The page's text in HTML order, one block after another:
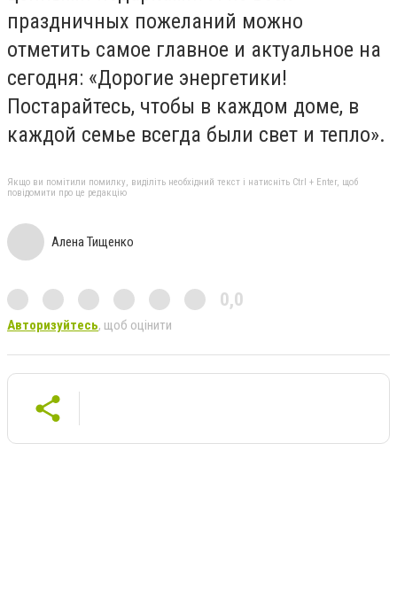
праздничных пожеланий можно
отметить самое главное и актуальное на
сегодня: «Дорогие энергетики!
Постарайтесь, чтобы в каждом доме, в
каждой семье всегда были свет и тепло».
Якщо ви помітили помилку, виділіть необхідний текст і натисніть Ctrl + Enter, щоб
повідомити про це редакцію
Алена Тищенко
0,0
Авторизуйтесь, щоб оцінити